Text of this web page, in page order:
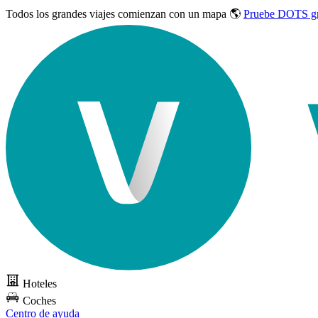
Todos los grandes viajes comienzan con un mapa 🌎 Pruebe DOTS
Hoteles
Coches
Centro de ayuda